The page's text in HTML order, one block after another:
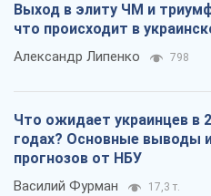
Выход в элиту ЧМ и
что происходит в
Александр Липенко 798
Что ожидает украинцев в
годах? Основные выводы
прогнозов от НБУ
Василий Фурман 17,3 т.